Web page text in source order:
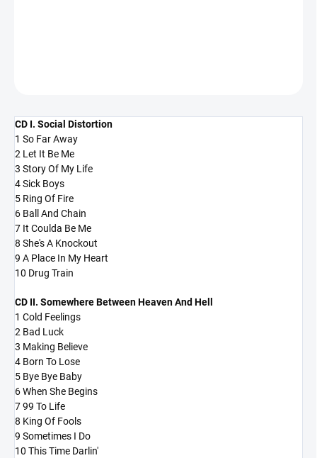
CD I. Social Distortion
1 So Far Away
2 Let It Be Me
3 Story Of My Life
4 Sick Boys
5 Ring Of Fire
6 Ball And Chain
7 It Coulda Be Me
8 She's A Knockout
9 A Place In My Heart
10 Drug Train
CD II. Somewhere Between Heaven And Hell
1 Cold Feelings
2 Bad Luck
3 Making Believe
4 Born To Lose
5 Bye Bye Baby
6 When She Begins
7 99 To Life
8 King Of Fools
9 Sometimes I Do
10 This Time Darlin'